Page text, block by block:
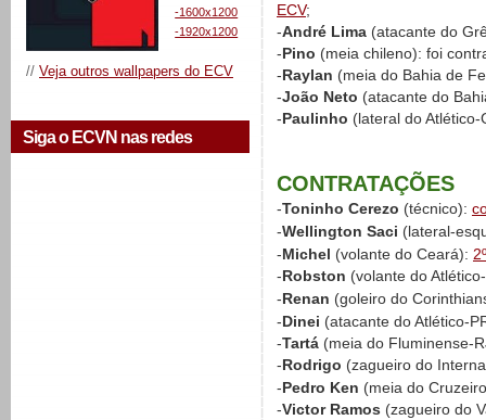
-1600x1200
-1920x1200
// Veja outros wallpapers do ECV
Siga o ECVN nas redes
ECV;
-André Lima (atacante do
-Pino (meia chileno): foi
-Raylan (meia do Bahia de
-João Neto (atacante do
-Paulinho (lateral do
CONTRATAÇÕES
-Toninho Cerezo (técnico):
-Wellington Saci (lateral-
-Michel (volante do Ceará):
-Robston (volante do
-Renan (goleiro do
-Dinei (atacante do Atlético-
-Tartá (meia do Fluminense-
-Rodrigo (zagueiro do
-Pedro Ken (meia do
-Victor Ramos (zagueiro do